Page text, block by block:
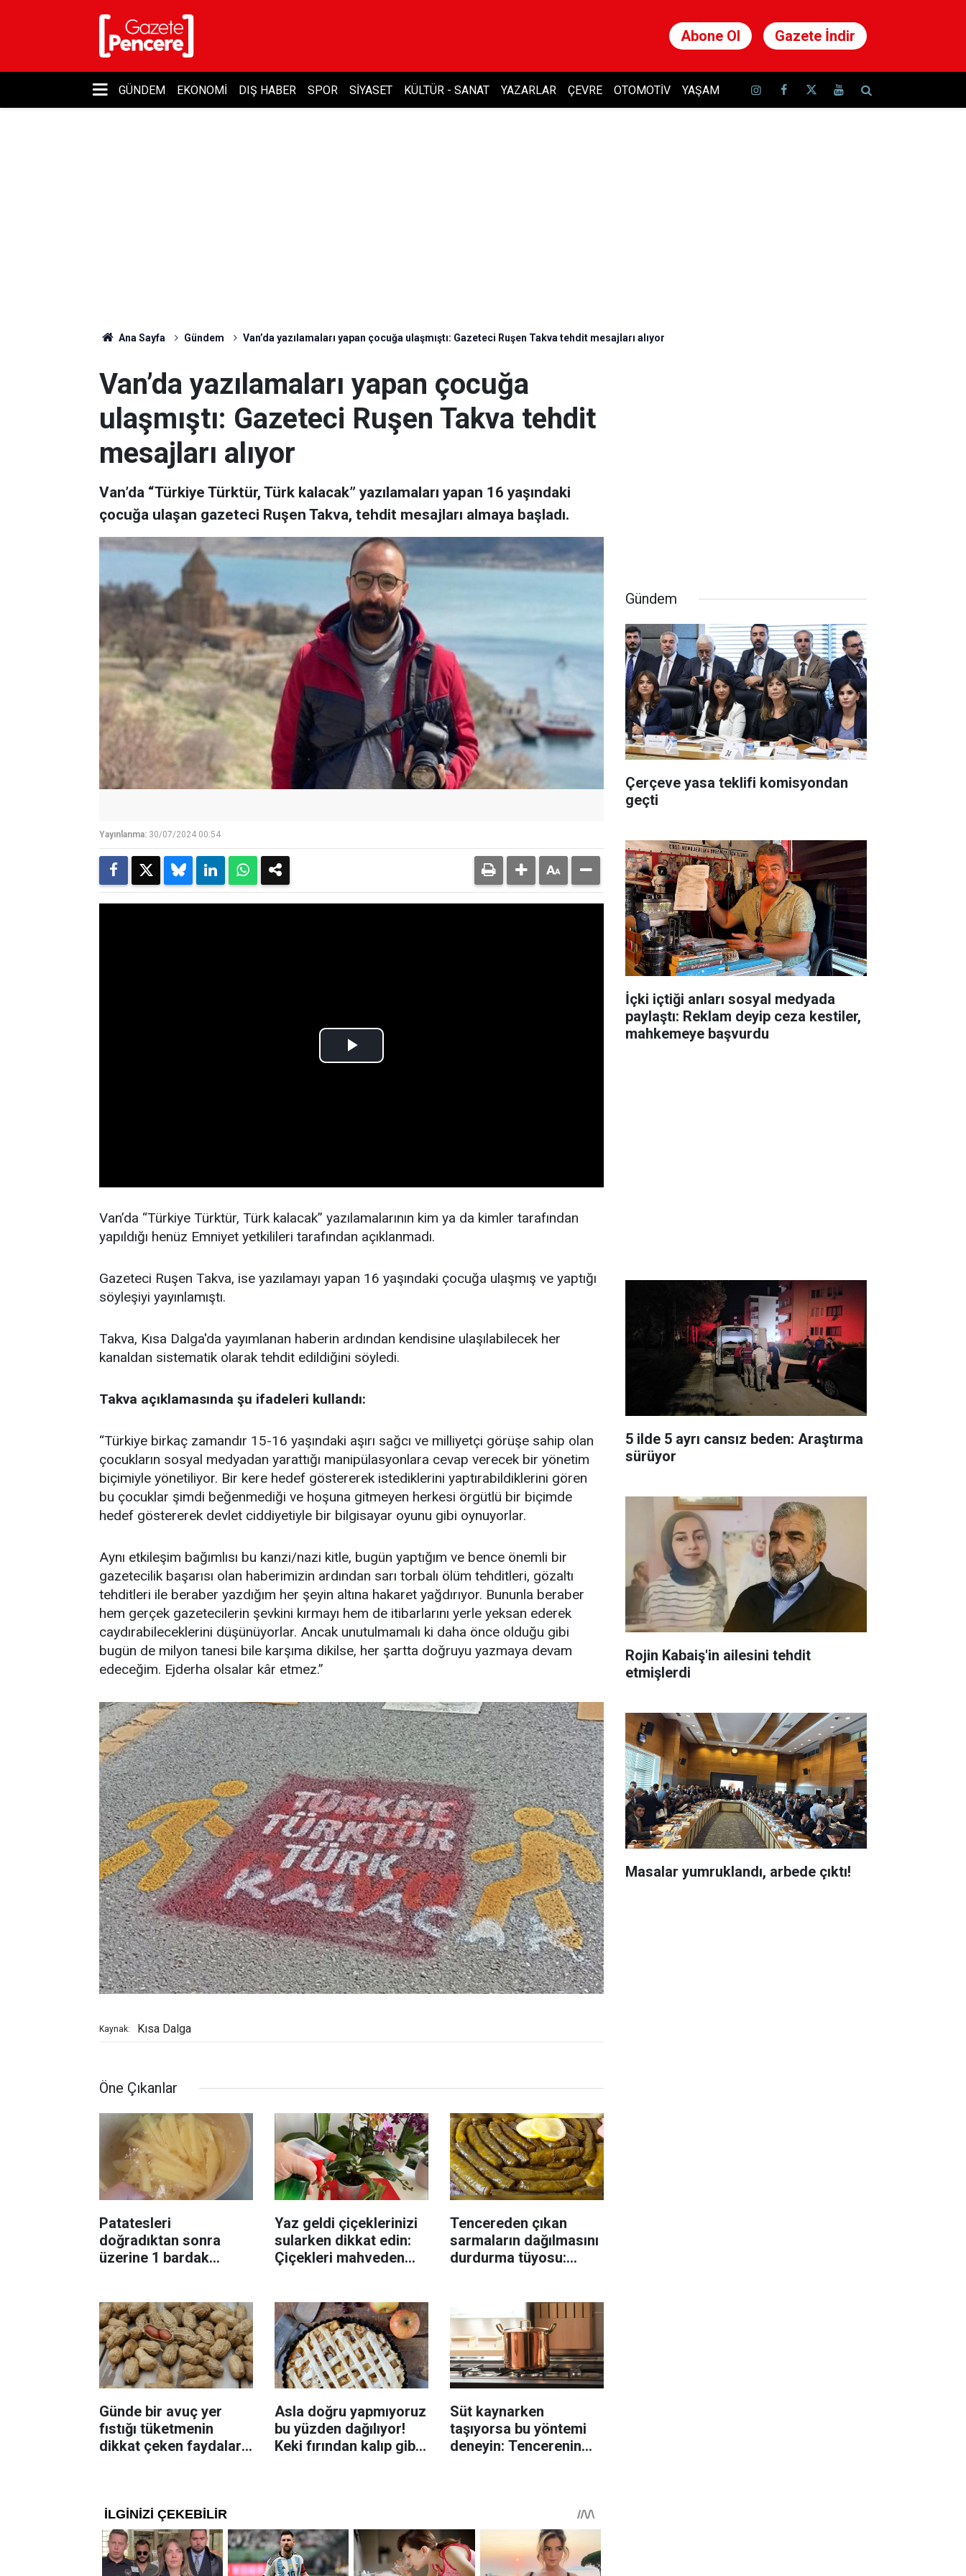
Abone Ol Gazete İndir
GÜNDEM EKONOMI DIŞ HABER SPOR SIYASET KÜLTÜR - SANAT YAZARLAR ÇEVRE OTOMOTIV YAŞAM
Ana Sayfa Gündem Van’da yazılamaları yapan çocuğa ulaşmıştı: Gazeteci Ruşen Takva tehdit mesajları alıyor
Van’da yazılamaları yapan çocuğa
ulaşmıştı: Gazeteci Ruşen Takva tehdit
mesajları alıyor
Van’da “Türkiye Türktür, Türk kalacak” yazılamaları yapan 16 yaşındaki
çocuğa ulaşan gazeteci Ruşen Takva, tehdit mesajları almaya başladı.
Yayınlanma: 30/07/2024 00:54
Van’da “Türkiye Türktür, Türk kalacak” yazılamalarının kim ya da kimler tarafından
yapıldığı henüz Emniyet yetkilileri tarafından açıklanmadı.
Gazeteci Ruşen Takva, ise yazılamayı yapan 16 yaşındaki çocuğa ulaşmış ve yaptığı
söyleşiyi yayınlamıştı.
Takva, Kısa Dalga'da yayımlanan haberin ardından kendisine ulaşılabilecek her
kanaldan sistematik olarak tehdit edildiğini söyledi.
Takva açıklamasında şu ifadeleri kullandı:
“Türkiye birkaç zamandır 15-16 yaşındaki aşırı sağcı ve milliyetçi görüşe sahip olan
çocukların sosyal medyadan yarattığı manipülasyonlara cevap verecek bir yönetim
biçimiyle yönetiliyor. Bir kere hedef göstererek istediklerini yaptırabildiklerini gören
bu çocuklar şimdi beğenmediği ve hoşuna gitmeyen herkesi örgütlü bir biçimde
hedef göstererek devlet ciddiyetiyle bir bilgisayar oyunu gibi oynuyorlar.
Aynı etkileşim bağımlısı bu kanzi/nazi kitle, bugün yaptığım ve bence önemli bir
gazetecilik başarısı olan haberimizin ardından sarı torbalı ölüm tehditleri, gözaltı
tehditleri ile beraber yazdığım her şeyin altına hakaret yağdırıyor. Bununla beraber
hem gerçek gazetecilerin şevkini kırmayı hem de itibarlarını yerle yeksan ederek
caydırabileceklerini düşünüyorlar. Ancak unutulmamalı ki daha önce olduğu gibi
bugün de milyon tanesi bile karşıma dikilse, her şartta doğruyu yazmaya devam
edeceğim. Ejderha olsalar kâr etmez.”
Kaynak: Kısa Dalga
Öne Çıkanlar
Patatesleri
doğradıktan sonra
üzerine 1 bardak
Yaz geldi çiçeklerinizi
sularken dikkat edin:
Çiçekleri mahveden
Tencereden çıkan
sarmaların dağılmasını
durdurma tüyosu:
Günde bir avuç yer
fıstığı tüketmenin
dikkat çeken faydaları:
Asla doğru yapmıyoruz
bu yüzden dağılıyor!
Keki fırından kalıp gibi
Süt kaynarken
taşıyorsa bu yöntemi
deneyin: Tencerenin
Gündem
Çerçeve yasa teklifi komisyondan
geçti
İçki içtiği anları sosyal medyada
paylaştı: Reklam deyip ceza kestiler,
mahkemeye başvurdu
5 ilde 5 ayrı cansız beden: Araştırma
sürüyor
Rojin Kabaiş'in ailesini tehdit
etmişlerdi
Masalar yumruklandı, arbede çıktı!